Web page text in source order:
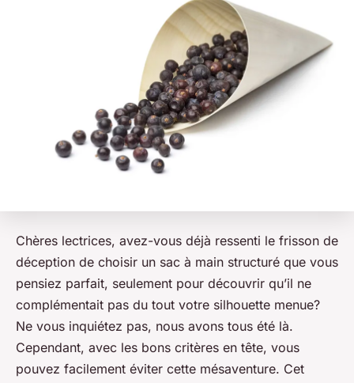
Chères lectrices, avez-vous déjà ressenti le frisson de
déception de choisir un sac à main structuré que vous
pensiez parfait, seulement pour découvrir qu’il ne
complémentait pas du tout votre silhouette menue?
Ne vous inquiétez pas, nous avons tous été là.
Cependant, avec les bons critères en tête, vous
pouvez facilement éviter cette mésaventure. Cet